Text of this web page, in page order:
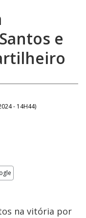
e
- 14H44)
na vitória por